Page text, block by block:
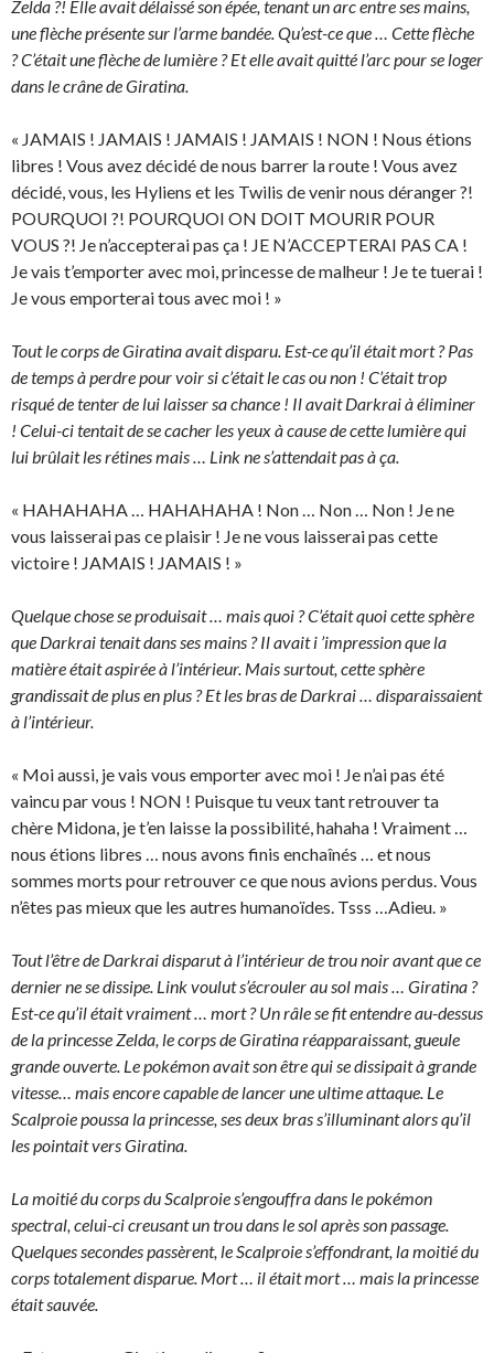
Zelda ?! Elle avait délaissé son épée, tenant un arc entre ses mains,
une flèche présente sur l’arme bandée. Qu’est-ce que … Cette flèche
? C’était une flèche de lumière ? Et elle avait quitté l’arc pour se loger
dans le crâne de Giratina.
« JAMAIS ! JAMAIS ! JAMAIS ! JAMAIS ! NON ! Nous étions
libres ! Vous avez décidé de nous barrer la route ! Vous avez
décidé, vous, les Hyliens et les Twilis de venir nous déranger ?!
POURQUOI ?! POURQUOI ON DOIT MOURIR POUR
VOUS ?! Je n’accepterai pas ça ! JE N’ACCEPTERAI PAS CA !
Je vais t’emporter avec moi, princesse de malheur ! Je te tuerai !
Je vous emporterai tous avec moi ! »
Tout le corps de Giratina avait disparu. Est-ce qu’il était mort ? Pas
de temps à perdre pour voir si c’était le cas ou non ! C’était trop
risqué de tenter de lui laisser sa chance ! Il avait Darkrai à éliminer
! Celui-ci tentait de se cacher les yeux à cause de cette lumière qui
lui brûlait les rétines mais … Link ne s’attendait pas à ça.
« HAHAHAHA … HAHAHAHA ! Non … Non … Non ! Je ne
vous laisserai pas ce plaisir ! Je ne vous laisserai pas cette
victoire ! JAMAIS ! JAMAIS ! »
Quelque chose se produisait … mais quoi ? C’était quoi cette sphère
que Darkrai tenait dans ses mains ? Il avait i ’impression que la
matière était aspirée à l’intérieur. Mais surtout, cette sphère
grandissait de plus en plus ? Et les bras de Darkrai … disparaissaient
à l’intérieur.
« Moi aussi, je vais vous emporter avec moi ! Je n’ai pas été
vaincu par vous ! NON ! Puisque tu veux tant retrouver ta
chère Midona, je t’en laisse la possibilité, hahaha ! Vraiment …
nous étions libres … nous avons finis enchaînés … et nous
sommes morts pour retrouver ce que nous avions perdus. Vous
n’êtes pas mieux que les autres humanoïdes. Tsss …Adieu. »
Tout l’être de Darkrai disparut à l’intérieur de trou noir avant que ce
dernier ne se dissipe. Link voulut s’écrouler au sol mais … Giratina ?
Est-ce qu’il était vraiment … mort ? Un râle se fit entendre au-dessus
de la princesse Zelda, le corps de Giratina réapparaissant, gueule
grande ouverte. Le pokémon avait son être qui se dissipait à grande
vitesse… mais encore capable de lancer une ultime attaque. Le
Scalproie poussa la princesse, ses deux bras s’illuminant alors qu’il
les pointait vers Giratina.
La moitié du corps du Scalproie s’engouffra dans le pokémon
spectral, celui-ci creusant un trou dans le sol après son passage.
Quelques secondes passèrent, le Scalproie s’effondrant, la moitié du
corps totalement disparue. Mort … il était mort … mais la princesse
était sauvée.